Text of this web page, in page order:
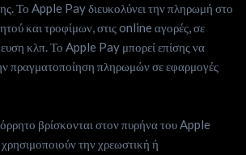
Το Apple Pay διευκολύνει την πληρωμή στο
και τροφίμων, στις online αγορές, σε
κλπ. Το Apple Pay μπορεί επίσης να
πραγματοποίηση πληρωμών σε εφαρμογές
βρίσκονται στον πυρήνα του Apple
την χρεωστική ή